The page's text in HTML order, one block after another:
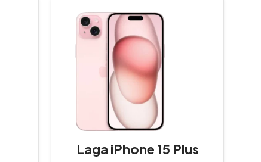
Laga iPhone 15 Plus